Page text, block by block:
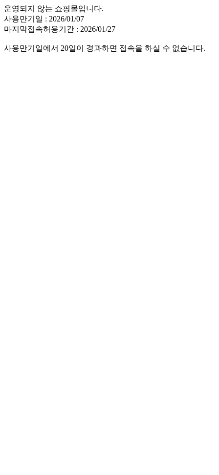
운영되지 않는 쇼핑몰입니다.
사용만기일 : 2026/01/07
마지막접속허용기간 : 2026/01/27
사용만기일에서 20일이 경과하면 접속을 하실 수 없습니다.